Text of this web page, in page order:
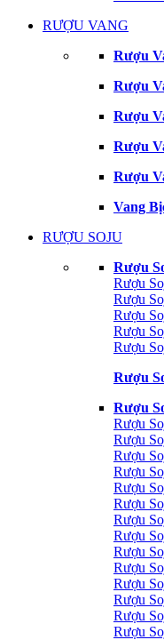
RƯỢU VANG
Rượu
Rượu
Rượu
Rượu
Rượu
Vang
RƯỢU SOJU
Rượu
Rượu
Rượu
Rượu
Rượu
Rượu
Rượu
Rượu
Rượu
Rượu
Rượu
Rượu
Rượu
Rượu
Rượu
Rượu
Rượu
Rượu
Rượu
Rượu
Rượu
Rượu